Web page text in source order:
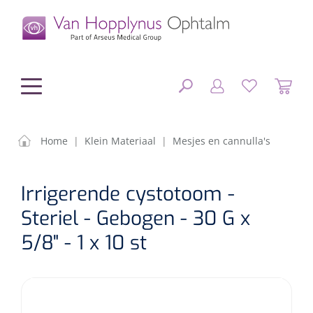
Chirurgisch materiaal
OP-sets
Diagnostiek
Tonometers
Klein Materiaal
FILTEREN
Home | Klein Materiaal | Mesjes en cannulla's
Irrigerende cystotoom -
Steriel - Gebogen - 30 G x
5/8" - 1 x 10 st